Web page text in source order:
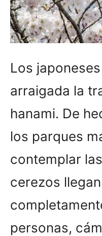
Los
arraigada la
hanami. De
los parques
contemplar
cerezos
personas,